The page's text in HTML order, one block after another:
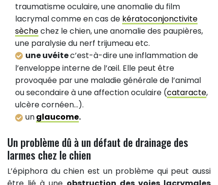
traumatisme oculaire, une anomalie du film
lacrymal comme en cas de kératoconjonctivite
sèchechez le chien, une anomalie des paupières,
une paralysie du nerf trijumeau etc.
une uvéitec’est-à-dire une inflammation de
l’enveloppe interne de l’œil. Elle peut être
provoquée par une maladie générale de l’animal
ou secondaire à une affection oculaire (cataracte,
ulcère cornéen…).
unglaucome.
Un problème dû à un défaut de drainage des
larmes chez le chien
L’épiphora du chien est un problème qui peut aussi